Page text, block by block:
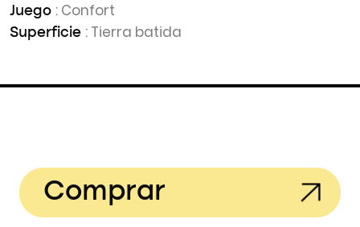
Juego : Confort
Superficie : Tierra batida
Comprar